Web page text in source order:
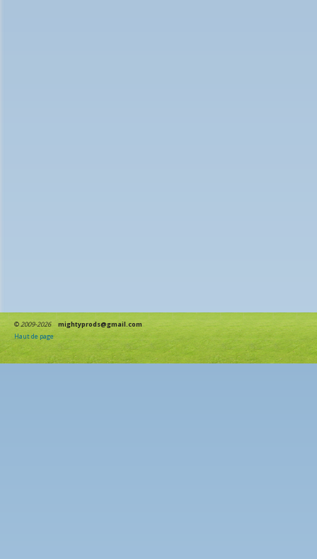
©2009-2026
mightyprods@gmail.com
Haut de page